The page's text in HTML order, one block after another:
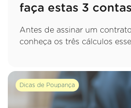
faça estas 3 contas
Antes de assinar um
conheça os três cálculos
Dicas de Poupança